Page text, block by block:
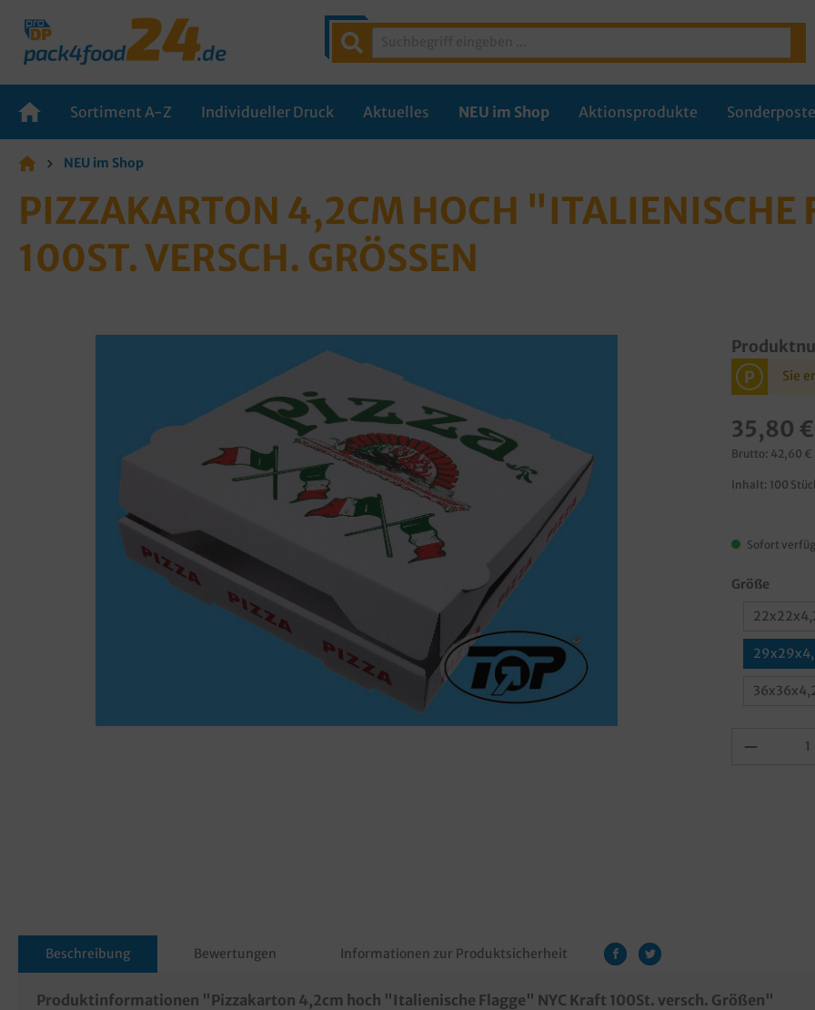
Sortiment A-Z Individueller Druck Aktuelles NEU im Shop Aktionsprodukte
NEU im Shop
PIZZAKARTON 4,2CM HOCH "ITALIENISCHE
100ST. VERSCH. GRÖSSEN
P Sie
35,80 €
Brutto: 42,60 €
Inhalt: 100
Sofort
Größe
Beschreibung Bewertungen Informationen zur Produktsicherheit
Produktinformationen "Pizzakarton 4,2cm hoch "Italienische Flagge" NYC Kraft 100St. versch. Größen"